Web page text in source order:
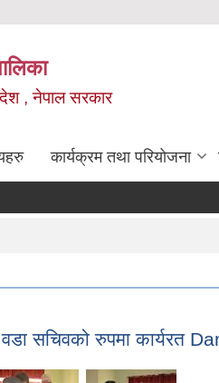
, नेपाल सरकार
कार्यक्रम तथा परियोजना
सचिवको रुपमा कार्यरत